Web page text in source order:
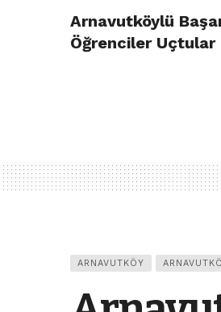
Arnavutköylü
Öğrenciler Uçtular
ARNAVUTKÖY